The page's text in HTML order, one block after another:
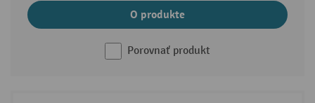
O produkte
Porovnať produkt